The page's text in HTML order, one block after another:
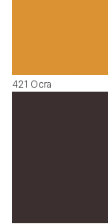
421 Ocra